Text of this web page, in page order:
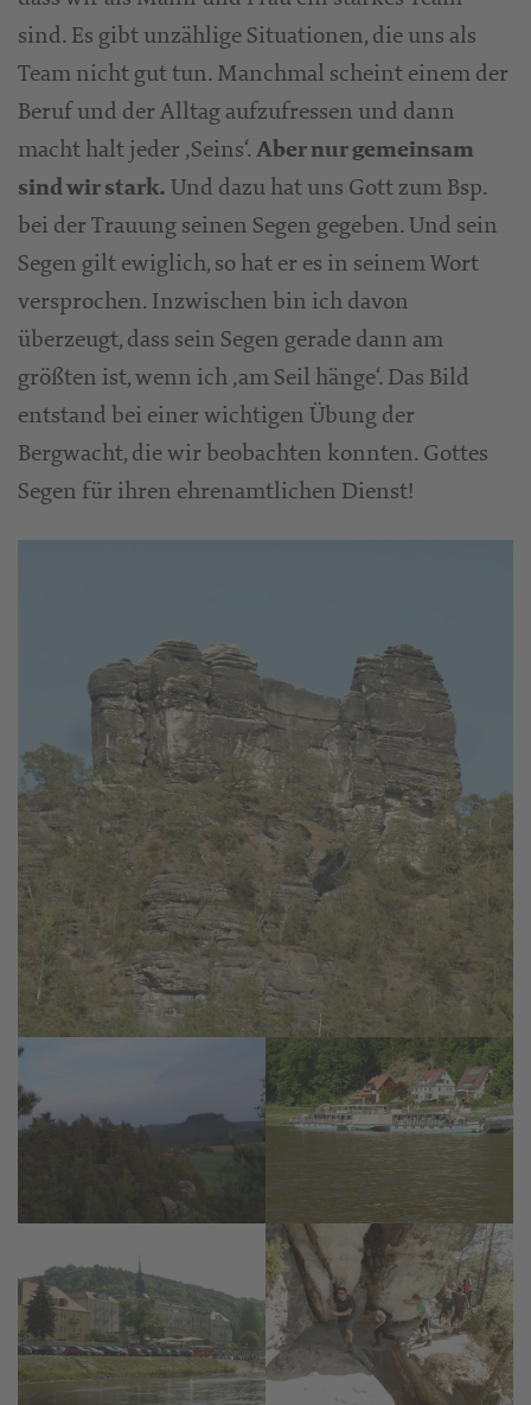
sind. Es gibt unzählige Situationen, die uns als
Team nicht gut tun. Manchmal scheint einem der
Beruf und der Alltag aufzufressen und dann
macht halt jeder ‚Seins‘.Aber nur gemeinsam
sind wir stark.Und dazu hat uns Gott zum Bsp.
bei der Trauung seinen Segen gegeben. Und sein
Segen gilt ewiglich, so hat er es in seinem Wort
versprochen. Inzwischen bin ich davon
überzeugt, dass sein Segen gerade dann am
größten ist, wenn ich ‚am Seil hänge‘. Das Bild
entstand bei einer wichtigen Übung der
Bergwacht, die wir beobachten konnten. Gottes
Segen für ihren ehrenamtlichen Dienst!